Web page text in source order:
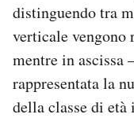
distinguendo tra
verticale vengono
mentre in ascissa
rappresentata la
della classe di età